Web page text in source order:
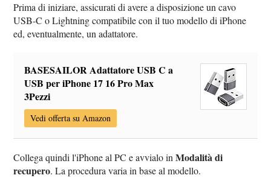
Prima di iniziare, assicurati di avere a disposizione un cavo
USB-C o Lightning compatibile con il tuo modello di iPhone
ed, eventualmente, un adattatore.
BASESAILOR Adattatore USB C a
USB per iPhone 17 16 Pro Max
3Pezzi
Vedi offerta su Amazon
Collega quindi l'iPhone al PC e avvialo inModalità di
recupero. La procedura varia in base al modello.